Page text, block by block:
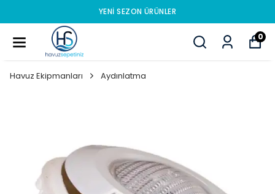
YENI SEZON ÜRÜNLER
0
Havuz Ekipmanları Aydınlatma